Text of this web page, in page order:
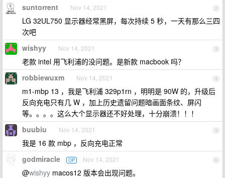
2
suntorrent Nov 14, 2021
LG 32UL750 显示器经常黑屏，每次持续 5 秒，一天有那么三四
次吧
3
wishyy Nov 14, 2021
老款 intel 用飞利浦的没问题。是新款 macbook 吗？
4
robbiewuxm Nov 14, 2021
m1-mbp 13 ，我是飞利浦 329p1rn ，明明是 90W 的，升级后
反向充电只有几 W ，加上历史遗留问题暗画面条纹、屏闪
等。。。。这么大个显示器还不好处理，十分崩溃！！！
5
buubiu Nov 14, 2021
我是 16 款 mbp ，反向充电正常
6
godmiracle OP Nov 14, 2021
@wishyy macos12 版本会出现问题。